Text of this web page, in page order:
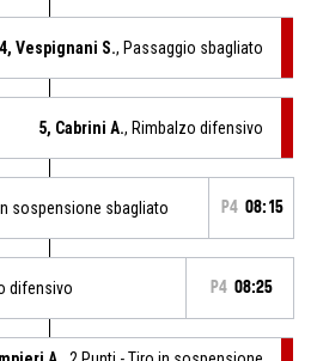
4, Vespignani S., Passaggio sbagliato
5, Cabrini A., Rimbalzo difensivo
sospensione sbagliato P4 08:15
difensivo P4 08:25